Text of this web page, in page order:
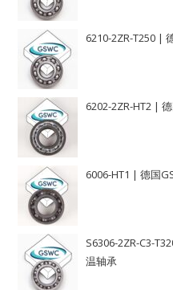
6210-2ZR-T250 |
6202-2ZR-HT2 |
6006-HT1 | 德国
S6306-2ZR-C3-
温轴承